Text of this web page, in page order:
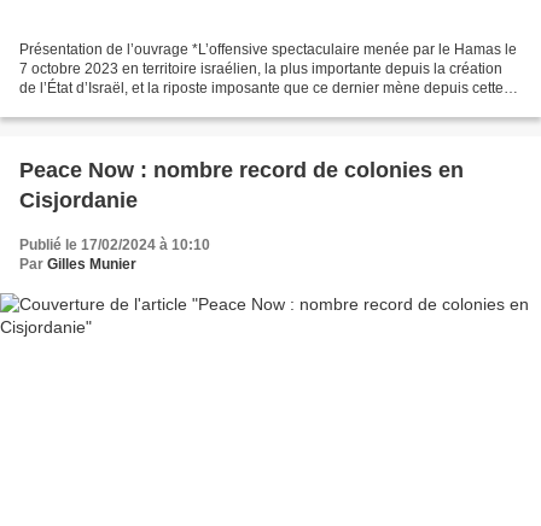
Présentation de l’ouvrage *L’offensive spectaculaire menée par le Hamas le
7 octobre 2023 en territoire israélien, la plus importante depuis la création
de l’État d’Israël, et la riposte imposante que ce dernier mène depuis cette
Peace Now : nombre record de colonies en
Cisjordanie
Publié le 17/02/2024 à 10:10
Par Gilles Munier